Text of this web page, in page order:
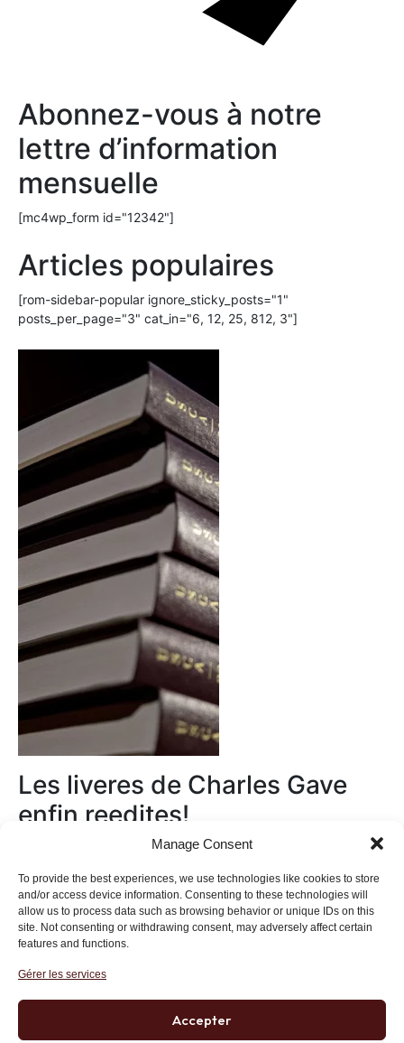
Manage Consent
To provide the best experiences, we use technologies like cookies to store
and/or access device information. Consenting to these technologies will
allow us to process data such as browsing behavior or unique IDs on this
site. Not consenting or withdrawing consent, may adversely affect certain
features and functions.
Gérer les services
Accepter
Abonnez-vous à notre
lettre d’information
mensuelle
[mc4wp_form id="12342"]
Articles populaires
[rom-sidebar-popular ignore_sticky_posts="1"
posts_per_page="3" cat_in="6, 12, 25, 812, 3"]
Les liveres de Charles Gave
enfin reedites!
Institut des Libertés
27 bis rue Copernic, 75116, Paris
+33 (0)1 71 20 45 39